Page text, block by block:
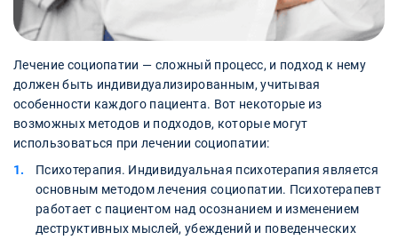
Лечение социопатии — сложный процесс, и подход к нему
должен быть индивидуализированным, учитывая
особенности каждого пациента. Вот некоторые из
возможных методов и подходов, которые могут
использоваться при лечении социопатии:
Психотерапия. Индивидуальная психотерапия является
основным методом лечения социопатии. Психотерапевт
работает с пациентом над осознанием и изменением
деструктивных мыслей, убеждений и поведенческих